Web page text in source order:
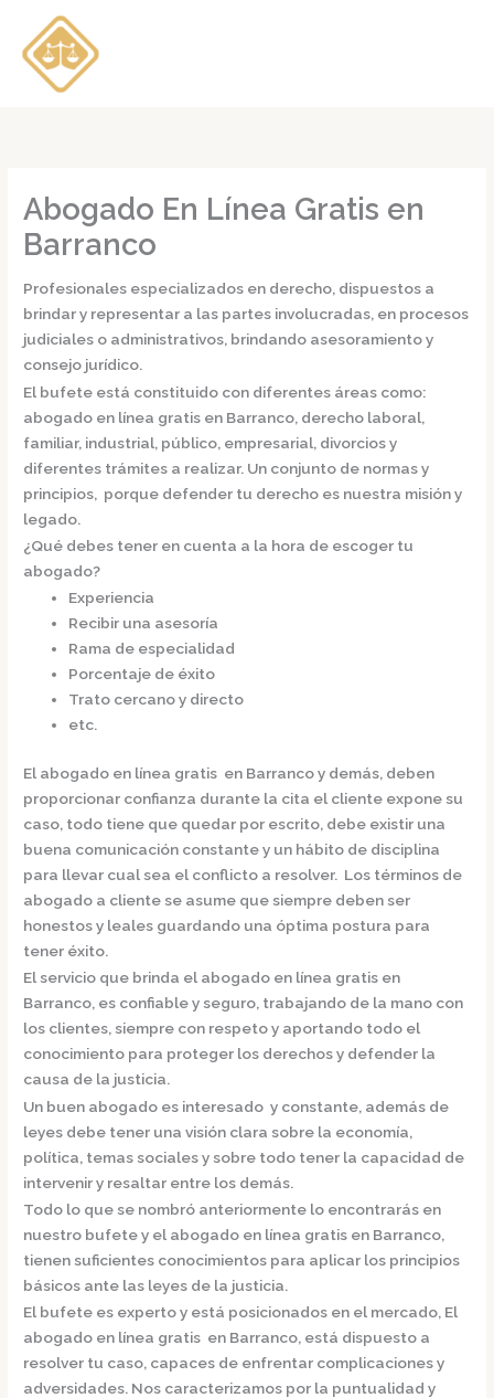
contenido
Abogado En Línea Gratis en
Barranco
Profesionales especializados en derecho, dispuestos a
brindar y representar a las partes involucradas, en procesos
judiciales o administrativos, brindando asesoramiento y
consejo jurídico.
El bufete está constituido con diferentes áreas como:
abogado en línea gratis en Barranco, derecho laboral,
familiar, industrial, público, empresarial, divorcios y
diferentes trámites a realizar. Un conjunto de normas y
principios, porque defender tu derecho es nuestra misión y
legado.
¿Qué debes tener en cuenta a la hora de escoger tu
abogado?
Experiencia
Recibir una asesoría
Rama de especialidad
Porcentaje de éxito
Trato cercano y directo
etc.
El abogado en línea gratis en Barrancoy demás, deben
proporcionar confianza durante la cita el cliente expone su
caso, todo tiene que quedar por escrito, debe existir una
buena comunicación constante y un hábito de disciplina
para llevar cual sea el conflicto a resolver. Los términos de
abogado a cliente se asume que siempre deben ser
honestos y leales guardando una óptima postura para
tener éxito.
El servicio que brinda el abogado en línea gratis en
Barranco, es confiable y seguro, trabajando de la mano con
los clientes, siempre con respeto y aportando todo el
conocimiento para proteger los derechos y defender la
causa de la justicia.
Un buen abogado es interesado y constante, además de
leyes debe tener una visión clara sobre la economía,
política, temas sociales y sobre todo tener la capacidad de
intervenir y resaltar entre los demás.
Todo lo que se nombró anteriormente lo encontrarás en
nuestro bufete y el abogado en línea gratis en Barranco,
tienen suficientes conocimientos para aplicar los principios
básicos ante las leyes de la justicia.
El bufete es experto y está posicionados en el mercado, El
abogado en línea gratis en Barranco, está dispuesto a
resolver tu caso, capaces de enfrentar complicaciones y
adversidades. Nos caracterizamos por la puntualidad y